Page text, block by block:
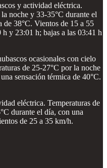
y actividad eléctrica.
noche y 33-35°C durante el
de 38°C. Vientos de 15 a 55
y 23:01 h; bajas a las 03:41 h
ocasionales con cielo
de 25-27°C por la noche
sensación térmica de 40°C.
eléctrica. Temperaturas de
durante el día, con una
de 25 a 35 km/h.